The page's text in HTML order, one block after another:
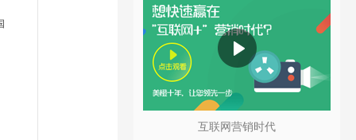
互联网营销时代